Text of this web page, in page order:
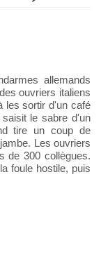
allemands
ouvriers italiens
les sortir d'un café
le sabre d'un
tire un coup de
Les ouvriers
de 300 collègues.
foule hostile, puis